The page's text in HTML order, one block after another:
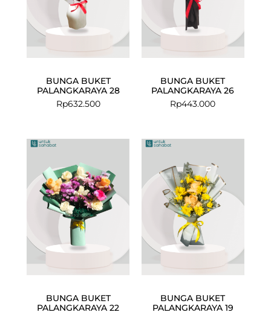
BUNGA BUKET
PALANGKARAYA 28
Rp632.500
BUNGA BUKET
PALANGKARAYA 26
Rp443.000
BUNGA BUKET
PALANGKARAYA 22
BUNGA BUKET
PALANGKARAYA 19